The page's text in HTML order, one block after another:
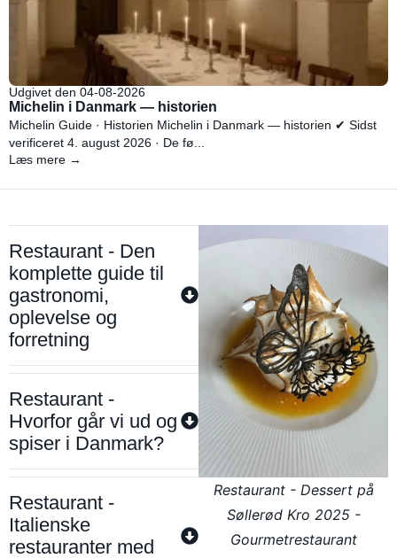
Udgivet den 04-08-2026
Michelin i Danmark — historien
Michelin Guide · Historien Michelin i Danmark — historien ✔ Sidst
verificeret 4. august 2026 · De fø...
Læs mere →
Restaurant - Den
komplette guide til
gastronomi,
oplevelse og
forretning
Restaurant -
Hvorfor går vi ud og
spiser i Danmark?
Restaurant -
Italienske
restauranter med
Restaurant - Dessert på
Søllerød Kro 2025 -
Gourmetrestaurant